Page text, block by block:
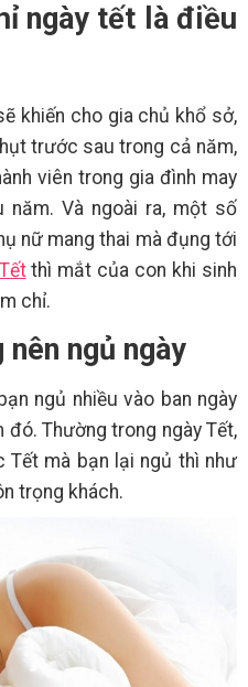
ngày tết là điều
khiến cho gia chủ khổ sở,
trước sau trong cả năm,
viên trong gia đình may
năm. Và ngoài ra, một số
nữ mang thai mà đụng tới
thì mắt của con khi sinh
chỉ.
ngủ ngày
ngủ nhiều vào ban ngày
Thường trong ngày Tết,
Tết mà bạn lại ngủ thì như
trọng khách.